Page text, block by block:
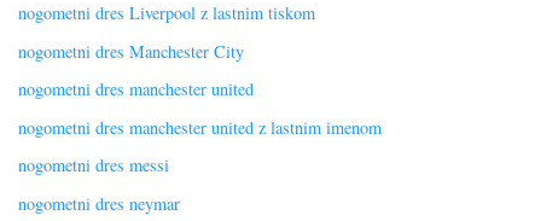
nogometni dres Liverpool z lastnim tiskom
nogometni dres Manchester City
nogometni dres manchester united
nogometni dres manchester united z lastnim imenom
nogometni dres messi
nogometni dres neymar